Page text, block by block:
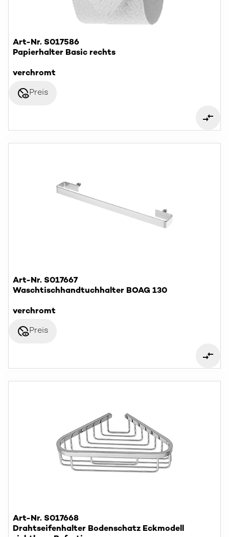
Art-Nr. S017586
Papierhalter Basic rechts
verchromt
disabled_visiblePreis
Art-Nr. S017667
Waschtischhandtuchhalter BOAG 130
verchromt
disabled_visiblePreis
Art-Nr. S017668
Drahtseifenhalter Bodenschatz Eckmodell